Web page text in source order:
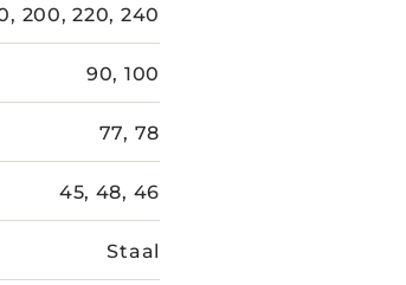
200, 220, 240
90, 100
77, 78
45, 48, 46
Staal